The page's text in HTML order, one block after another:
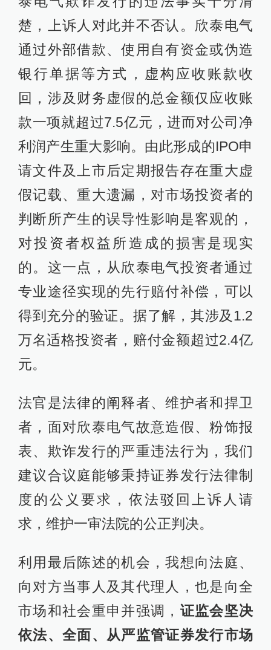
楚，上诉人对此并不否认。欣泰电气
通过外部借款、使用自有资金或伪造
银行单据等方式，虚构应收账款收
回，涉及财务虚假的总金额仅应收账
款一项就超过7.5亿元，进而对公司净
利润产生重大影响。由此形成的IPO申
请文件及上市后定期报告存在重大虚
假记载、重大遗漏，对市场投资者的
判断所产生的误导性影响是客观的，
对投资者权益所造成的损害是现实
的。这一点，从欣泰电气投资者通过
专业途径实现的先行赔付补偿，可以
得到充分的验证。据了解，其涉及1.2
万名适格投资者，赔付金额超过2.4亿
元。
法官是法律的阐释者、维护者和捍卫
者，面对欣泰电气故意造假、粉饰报
表、欺诈发行的严重违法行为，我们
建议合议庭能够秉持证券发行法律制
度的公义要求，依法驳回上诉人请
求，维护一审法院的公正判决。
利用最后陈述的机会，我想向法庭、
向对方当事人及其代理人，也是向全
市场和社会重申并强调， 证监会坚决
依法、全面、从严监管证券发行市场